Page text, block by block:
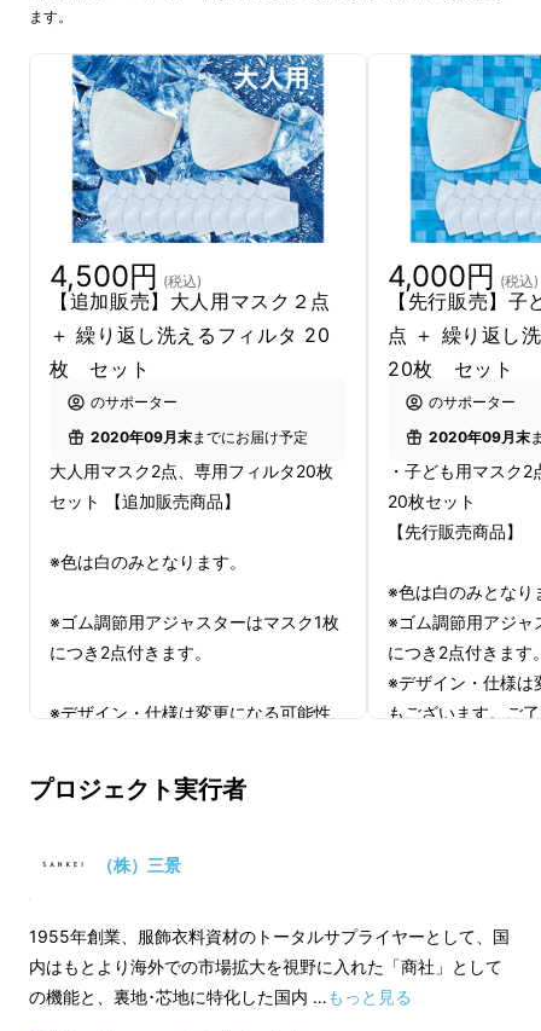
ます。
4,500円 (税込)
【追加販売】大人用マスク２点
＋ 繰り返し洗えるフィルタ 20
枚 セット
のサポーター
2020年09月末までにお届け予定
大人用マスク2点、専用フィルタ20枚
セット 【追加販売商品】
※色は白のみとなります。
※ゴム調節用アジャスターはマスク1枚
につき2点付きます。
※デザイン・仕様は変更になる可能性
※ご注文状況、使用資材の供給状況、
遅れる場合があります。
4,000円 (税込)
【先行販売】
点 ＋ 繰り返し
20枚 セット
のサポーター
2020年09月末
・子ども用マスク
20枚セット
【先行販売商品】
※色は白のみとなり
※ゴム調節用アジャ
につき2点付きます
※デザイン・仕様は
もございます。ご
プロジェクト実行者
（株）三景
1955年創業、服飾衣料資材のトータルサプライヤーとして、国
内はもとより海外での市場拡大を視野に入れた「商社」として
の機能と、裏地･芯地に特化した国内 …もっと見る